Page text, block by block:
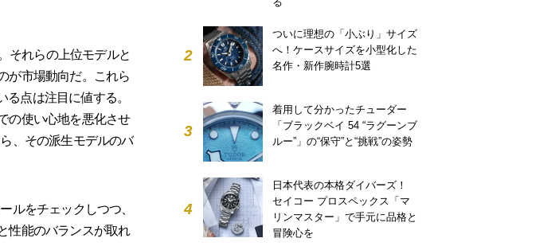
それらの上位モデルと
が市場動向だ。これら
点は注目に値する。
の使い心地を悪化させ
、その派生モデルのバ
ルをチェックしつつ、
性能のバランスが取れ
2
ついに理想の「小ぶり」サイズ
へ！ケースサイズを小型化した
名作・新作腕時計5選
3
着用して分かったチューダー
「ブラックベイ 54 “ラグーンブ
ルー”」の“保守”と“挑戦”の姿勢
4
日本代表の本格ダイバーズ！
セイコー プロスペックス「マ
リンマスター」で手元に品格と
冒険心を